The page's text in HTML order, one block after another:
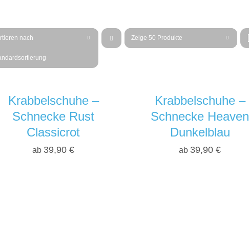
nach Zeige 50 Produkte
Krabbelschuhe –
Schnecke Rust
Classicrot
ab 39,90€
Krabbelschuhe –
Schnecke Heaven
Dunkelblau
ab 39,90€